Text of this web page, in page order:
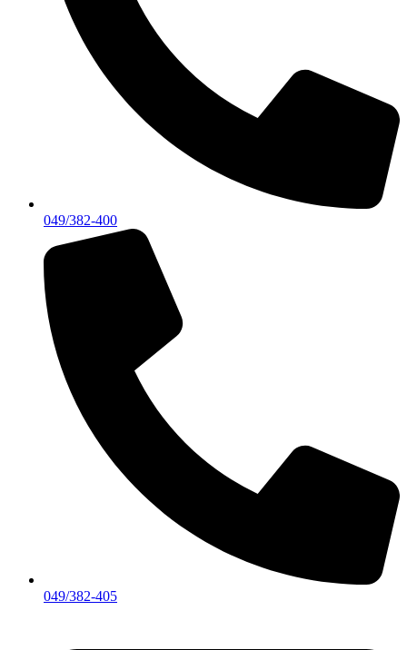
049/382-400
049/382-405